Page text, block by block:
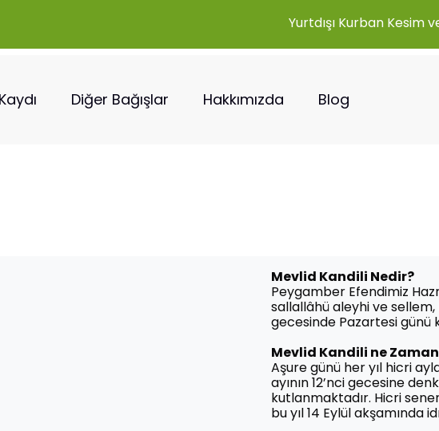
Yurtdışı Kurban Kesim
Diğer Bağışlar Hakkımızda Blog
Mevlid Kandili Nedir?
Peygamber Efendimiz
sallallâhü aleyhi ve sellem,
gecesinde Pazartesi günü
Mevlid Kandili ne
Aşure günü her yıl hicri
ayının 12’nci gecesine
kutlanmaktadır. Hicri
bu yıl 14 Eylül akşamında